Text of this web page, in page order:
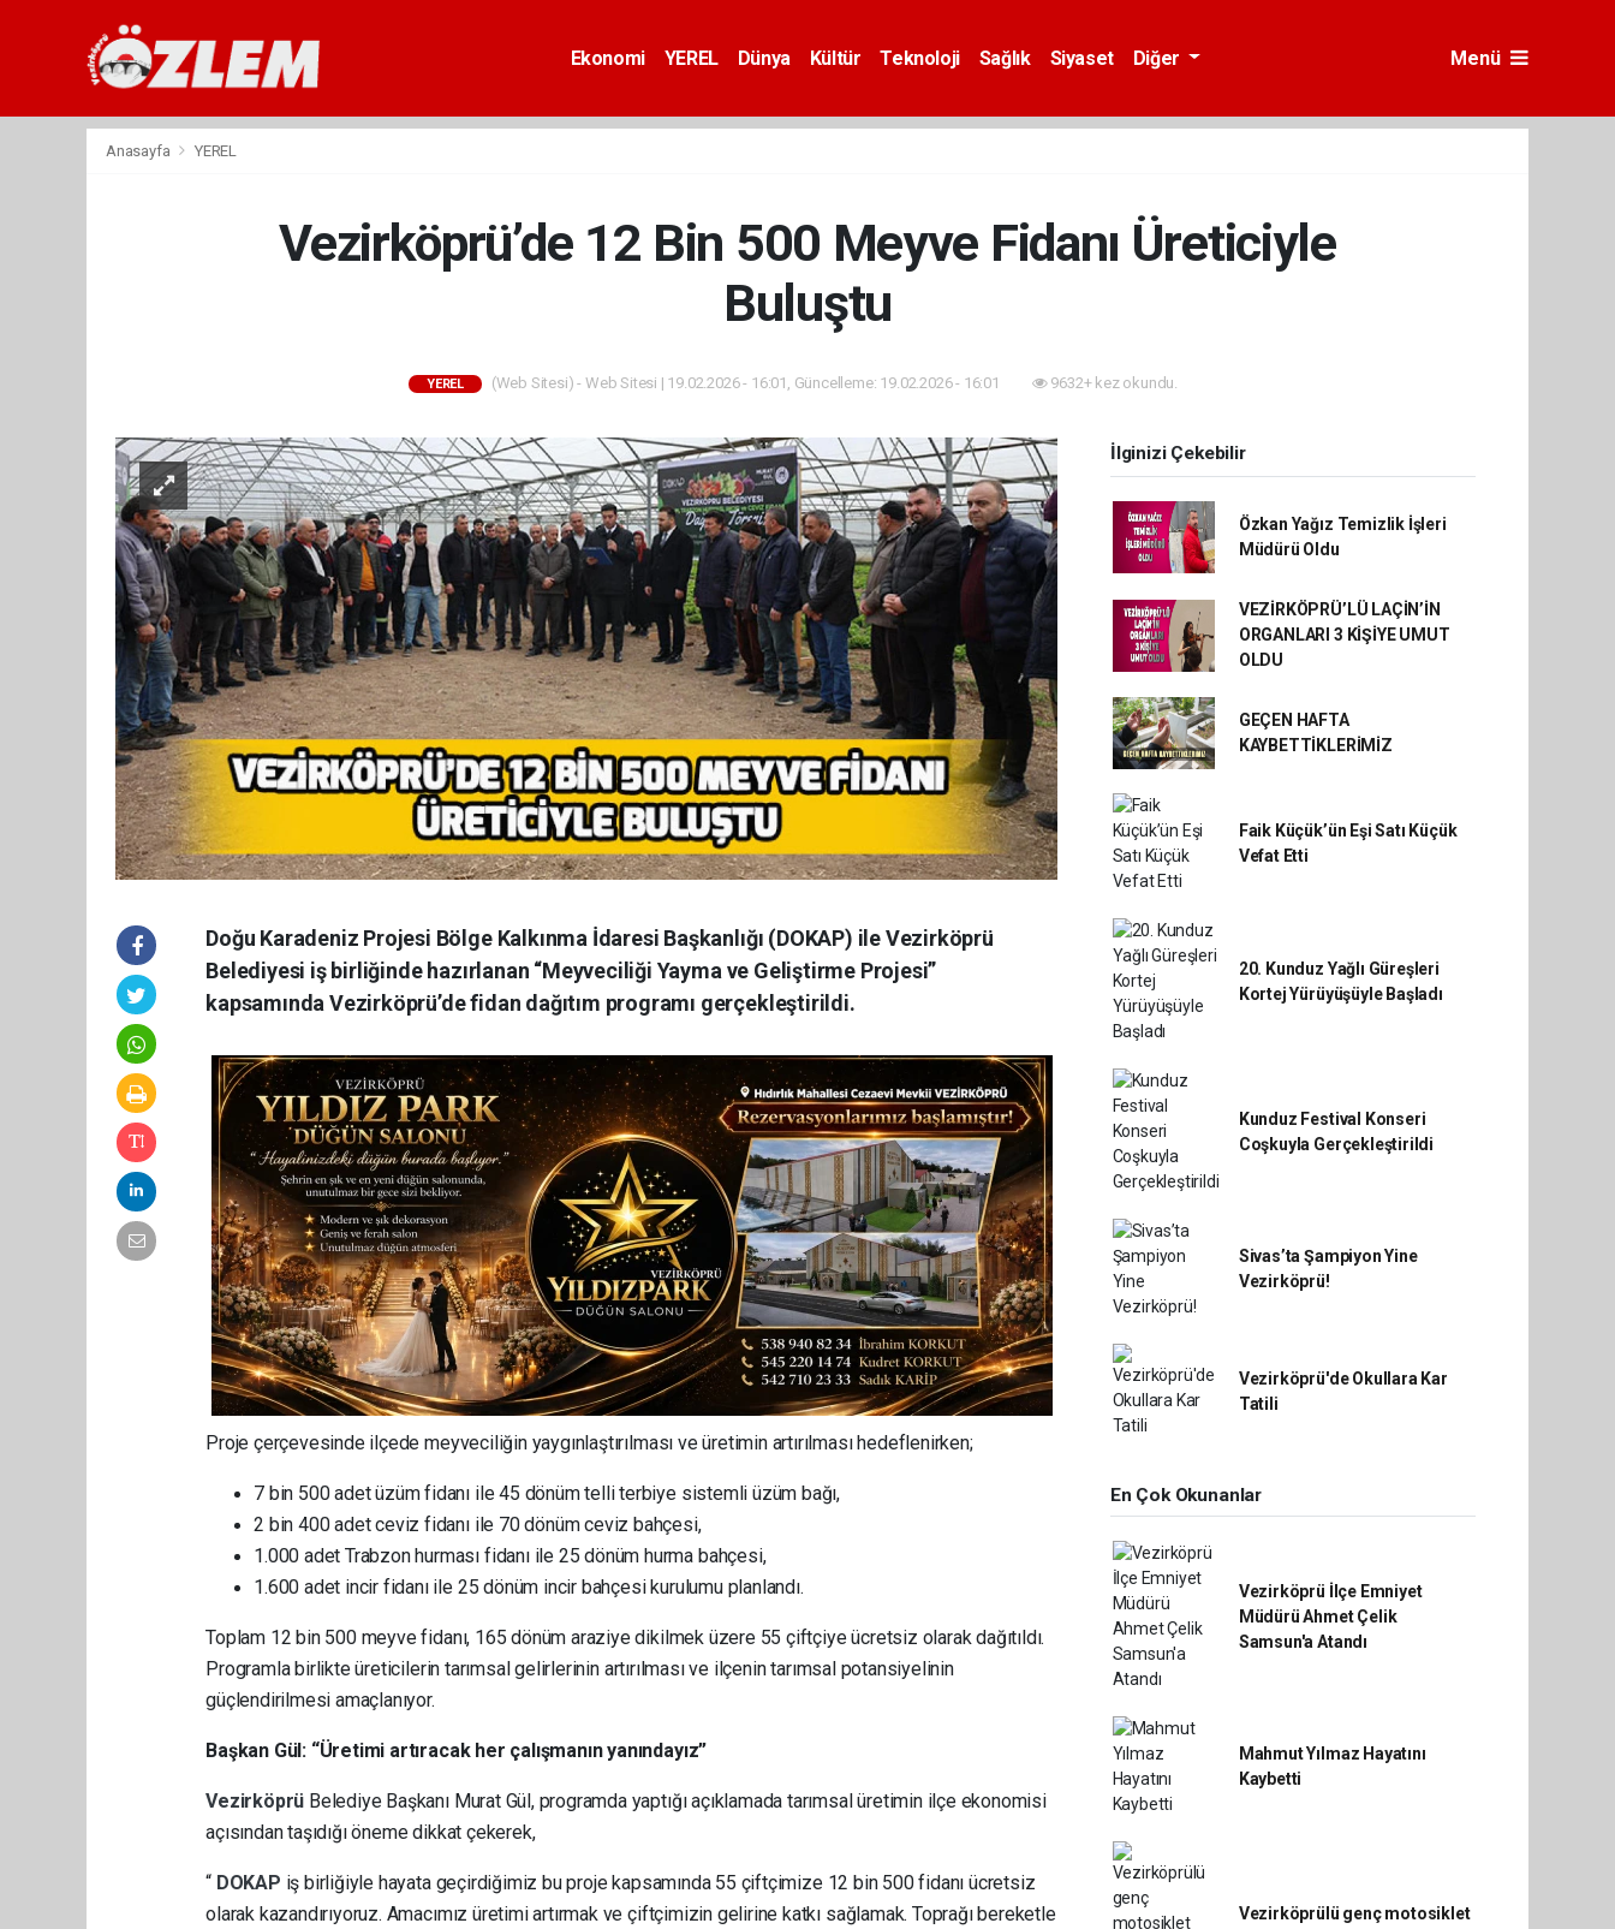
Ekonomi YEREL Dünya Kültür Teknoloji Sağlık Siyaset Diğer Menü
Anasayfa YEREL
Vezirköprü’de 12 Bin 500 Meyve Fidanı Üreticiyle
Buluştu
YEREL (Web Sitesi) - Web Sitesi | 19.02.2026 - 16:01, Güncelleme: 19.02.2026 - 16:01 9632+ kez okundu.
Doğu Karadeniz Projesi Bölge Kalkınma İdaresi Başkanlığı (DOKAP) ile Vezirköprü
Belediyesi iş birliğinde hazırlanan “Meyveciliği Yayma ve Geliştirme Projesi”
kapsamında Vezirköprü’de fidan dağıtım programı gerçekleştirildi.
Proje çerçevesinde ilçede meyveciliğin yaygınlaştırılması ve üretimin artırılması hedeflenirken;
7 bin 500 adet üzüm fidanı ile 45 dönüm telli terbiye sistemli üzüm bağı,
2 bin 400 adet ceviz fidanı ile 70 dönüm ceviz bahçesi,
1.000 adet Trabzon hurması fidanı ile 25 dönüm hurma bahçesi,
1.600 adet incir fidanı ile 25 dönüm incir bahçesi kurulumu planlandı.
Toplam 12 bin 500 meyve fidanı, 165 dönüm araziye dikilmek üzere 55 çiftçiye ücretsiz olarak dağıtıldı.
Programla birlikte üreticilerin tarımsal gelirlerinin artırılması ve ilçenin tarımsal potansiyelinin
güçlendirilmesi amaçlanıyor.
Başkan Gül: “Üretimi artıracak her çalışmanın yanındayız”
Vezirköprü Belediye Başkanı Murat Gül, programda yaptığı açıklamada tarımsal üretimin ilçe ekonomisi
açısından taşıdığı öneme dikkat çekerek,
“ DOKAP iş birliğiyle hayata geçirdiğimiz bu proje kapsamında 55 çiftçimize 12 bin 500 fidanı ücretsiz
olarak kazandırıyoruz. Amacımız üretimi artırmak ve çiftçimizin gelirine katkı sağlamak. Toprağı bereketle
İlginizi Çekebilir
Özkan Yağız Temizlik İşleri
Müdürü Oldu
VEZİRKÖPRÜ’LÜ LAÇİN’İN
ORGANLARI 3 KİŞİYE UMUT
OLDU
GEÇEN HAFTA
KAYBETTİKLERİMİZ
Faik Küçük’ün Eşi Satı Küçük
Vefat Etti
20. Kunduz Yağlı Güreşleri
Kortej Yürüyüşüyle Başladı
Kunduz Festival Konseri
Coşkuyla Gerçekleştirildi
Sivas’ta Şampiyon Yine
Vezirköprü!
Vezirköprü'de Okullara Kar
Tatili
En Çok Okunanlar
Vezirköprü İlçe Emniyet
Müdürü Ahmet Çelik
Samsun'a Atandı
Mahmut Yılmaz Hayatını
Kaybetti
Vezirköprülü genç motosiklet